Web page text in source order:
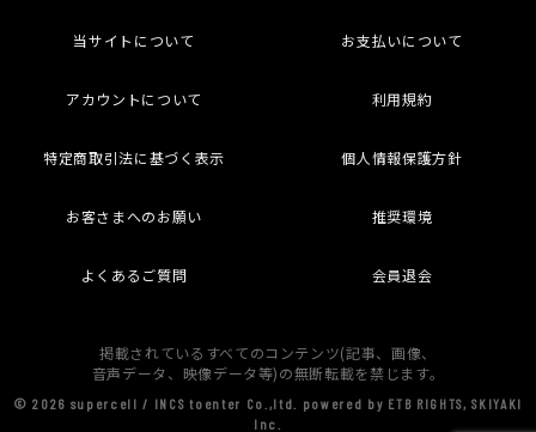
当サイトについて お支払いについて
アカウントについて 利用規約
特定商取引法に基づく表示 個人情報保護方針
お客さまへのお願い 推奨環境
よくあるご質問 会員退会
掲載されているすべてのコンテンツ(記事、画像、
音声データ、映像データ等)の無断転載を禁じます。
© 2026 supercell / INCS toenter Co.,ltd. powered by ETB RIGHTS, SKIYAKI
Inc.